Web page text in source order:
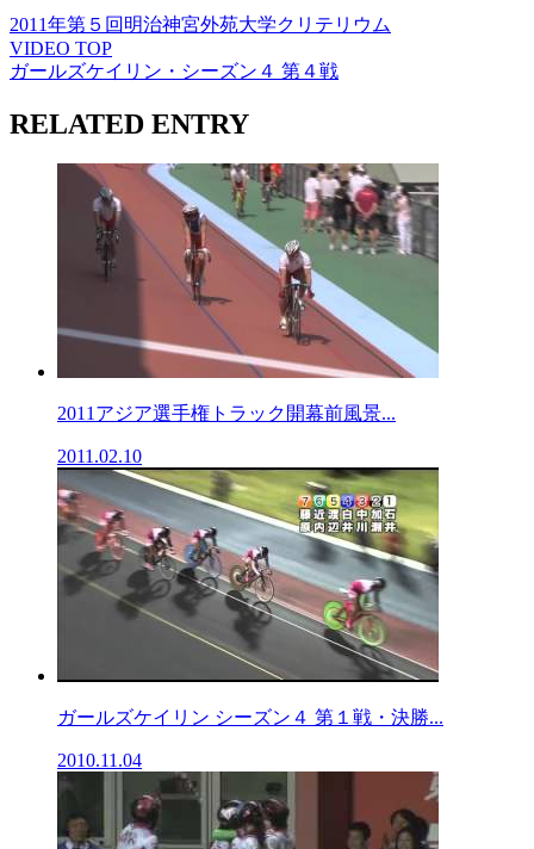
2011年第５回明治神宮外苑大学クリテリウム
VIDEO TOP
ガールズケイリン・シーズン４ 第４戦
RELATED ENTRY
2011アジア選手権トラック開幕前風景...
2011.02.10
ガールズケイリン シーズン４ 第１戦・決勝...
2010.11.04